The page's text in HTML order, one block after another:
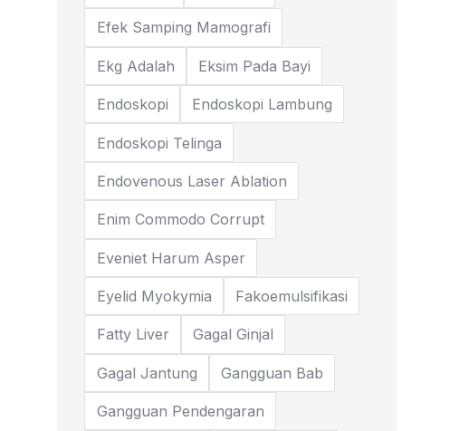
Efek Samping Mamografi
Ekg Adalah Eksim Pada Bayi
Endoskopi Endoskopi Lambung
Endoskopi Telinga
Endovenous Laser Ablation
Enim Commodo Corrupt
Eveniet Harum Asper
Eyelid Myokymia Fakoemulsifikasi
Fatty Liver Gagal Ginjal
Gagal Jantung Gangguan Bab
Gangguan Pendengaran